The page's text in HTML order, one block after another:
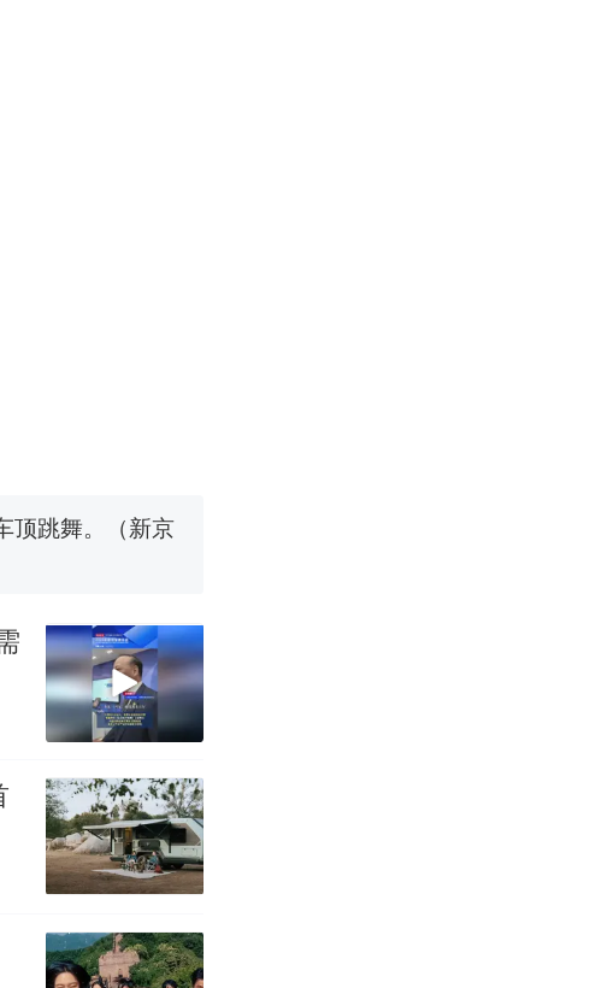
中国烹饪协会回
顶跳舞。（新京
惊 （视频来源：
向移民引争议，